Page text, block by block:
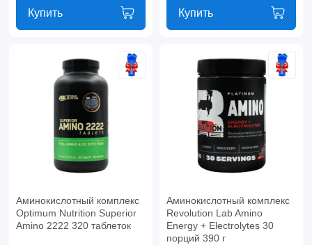
Купить Купить
Аминокислотный комплекс
Optimum Nutrition Superior
Amino 2222 320 таблеток
Аминокислотный комплекс
Revolution Lab Amino
Energy + Electrolytes 30
порций 390 г